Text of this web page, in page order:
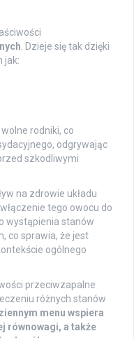
. Dzieje się tak dzięki
jak:
rodniki, co
odgrywając
szkodliwymi
na zdrowie układu
tego owocu do
wystąpienia stanów
co sprawia, że jest
ogólnego
przeciwzapalne
różnych stanów
menu wspiera
równowagi, a także